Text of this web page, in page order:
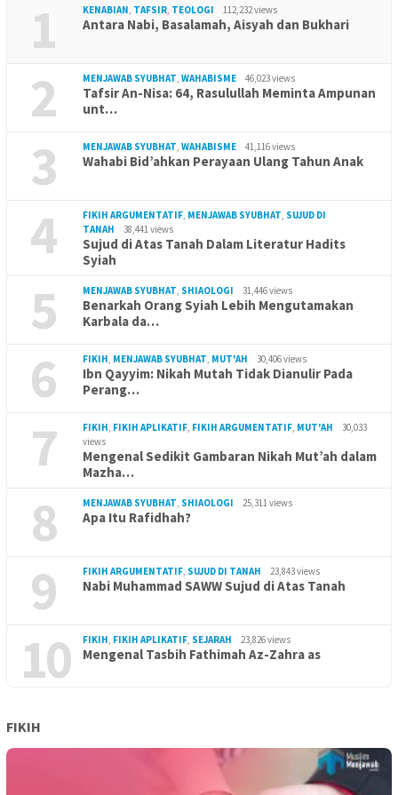
1 KENABIAN, TAFSIR, TEOLOGI 112,232 views
Antara Nabi, Basalamah, Aisyah dan Bukhari
2 MENJAWAB SYUBHAT, WAHABISME 46,023 views
Tafsir An-Nisa: 64, Rasulullah Meminta Ampunan
unt…
3 MENJAWAB SYUBHAT, WAHABISME 41,116 views
Wahabi Bid’ahkan Perayaan Ulang Tahun Anak
4 FIKIH ARGUMENTATIF, MENJAWAB SYUBHAT, SUJUD DI
TANAH
38,441 views
Sujud di Atas Tanah Dalam Literatur Hadits
Syiah
5 MENJAWAB SYUBHAT, SHIAOLOGI 31,446 views
Benarkah Orang Syiah Lebih Mengutamakan
Karbala da…
6 FIKIH, MENJAWAB SYUBHAT, MUT'AH 30,406 views
Ibn Qayyim: Nikah Mutah Tidak Dianulir Pada
Perang…
7 FIKIH, FIKIH APLIKATIF, FIKIH ARGUMENTATIF, MUT'AH
30,033
views
Mengenal Sedikit Gambaran Nikah Mut’ah dalam
Mazha…
8 MENJAWAB SYUBHAT, SHIAOLOGI 25,311 views
Apa Itu Rafidhah?
9 FIKIH ARGUMENTATIF, SUJUD DI TANAH 23,843 views
Nabi Muhammad SAWW Sujud di Atas Tanah
10 FIKIH, FIKIH APLIKATIF, SEJARAH 23,826 views
Mengenal Tasbih Fathimah Az-Zahra as
FIKIH